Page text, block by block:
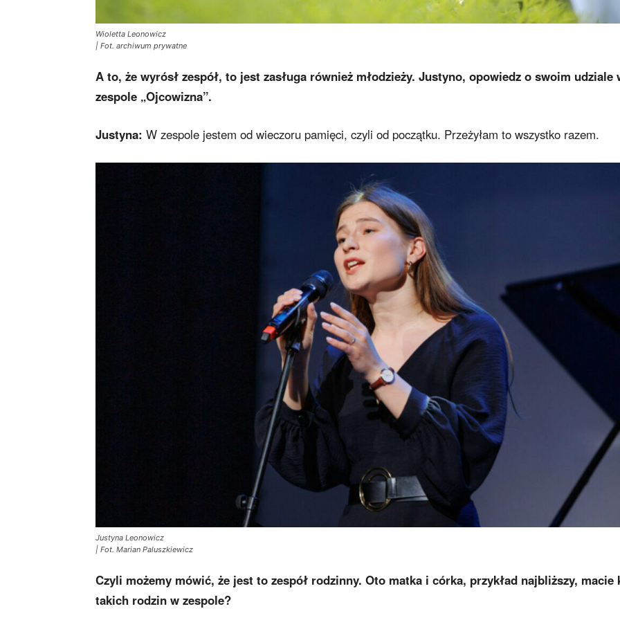
Wioletta Leonowicz
| Fot. archiwum prywatne
A to, że wyrósł zespół, to jest zasługa również młodzieży. Justyno, opowiedz o swoim udziale
zespole „Ojcowizna”.
Justyna: W zespole jestem od wieczoru pamięci, czyli od początku. Przeżyłam to wszystko razem.
Justyna Leonowicz
| Fot. Marian Paluszkiewicz
Czyli możemy mówić, że jest to zespół rodzinny. Oto matka i córka, przykład najbliższy, macie
takich rodzin w zespole?